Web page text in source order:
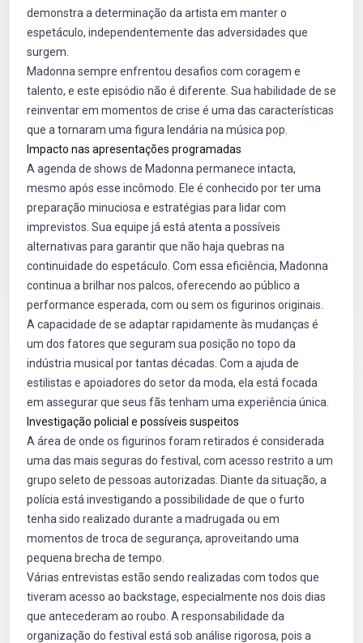
demonstra a determinação da artista em manter o
espetáculo, independentemente das adversidades que
surgem.
Madonna sempre enfrentou desafios com coragem e
talento, e este episódio não é diferente. Sua habilidade de se
reinventar em momentos de crise é uma das características
que a tornaram uma figura lendária na música pop.
Impacto nas apresentações programadas
A agenda de shows de Madonna permanece intacta,
mesmo após esse incômodo. Ele é conhecido por ter uma
preparação minuciosa e estratégias para lidar com
imprevistos. Sua equipe já está atenta a possíveis
alternativas para garantir que não haja quebras na
continuidade do espetáculo. Com essa eficiência, Madonna
continua a brilhar nos palcos, oferecendo ao público a
performance esperada, com ou sem os figurinos originais.
A capacidade de se adaptar rapidamente às mudanças é
um dos fatores que seguram sua posição no topo da
indústria musical por tantas décadas. Com a ajuda de
estilistas e apoiadores do setor da moda, ela está focada
em assegurar que seus fãs tenham uma experiência única.
Investigação policial e possíveis suspeitos
A área de onde os figurinos foram retirados é considerada
uma das mais seguras do festival, com acesso restrito a um
grupo seleto de pessoas autorizadas. Diante da situação, a
polícia está investigando a possibilidade de que o furto
tenha sido realizado durante a madrugada ou em
momentos de troca de segurança, aproveitando uma
pequena brecha de tempo.
Várias entrevistas estão sendo realizadas com todos que
tiveram acesso ao backstage, especialmente nos dois dias
que antecederam ao roubo. A responsabilidade da
organização do festival está sob análise rigorosa, pois a